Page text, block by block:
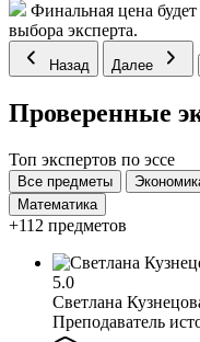
Финальная цена будет
выбора эксперта.
Назад Далее
Проверенные
Топ экспертов по эссе
Все предметы
Математика
+112 предметов
5.0
Светлана
Преподаватель